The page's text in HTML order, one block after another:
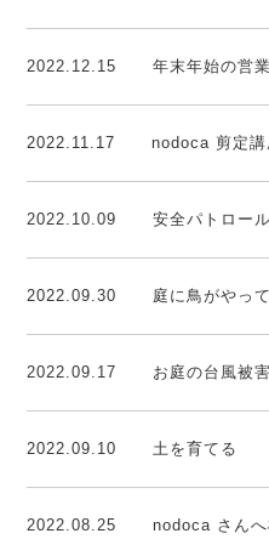
2022.12.15 年末年始の営
2022.11.17 nodoca 剪定
2022.10.09 安全パトロー
2022.09.30 庭に鳥がやっ
2022.09.17 お庭の台風被
2022.09.10 土を育てる
2022.08.25 nodoca さん